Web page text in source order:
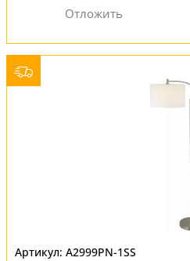
A2999PN-1SS